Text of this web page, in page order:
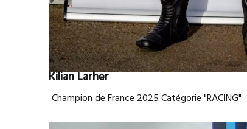
Kilian Larher
Champion de France 2025 Catégorie "RACING"